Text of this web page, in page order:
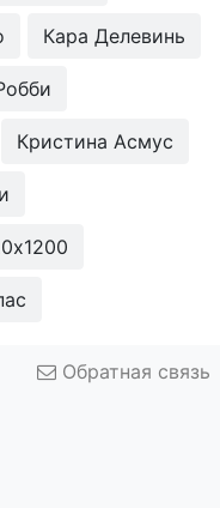
Кара Делевинь
Кристина Асмус
Обратная связь